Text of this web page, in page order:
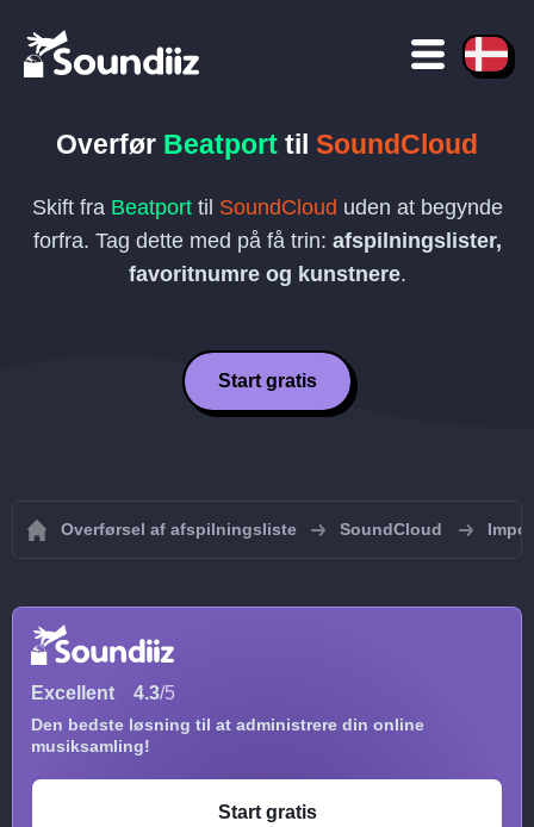
Overfør Beatport til SoundCloud
Skift fra Beatporttil SoundCloud uden at begynde
forfra. Tag dette med på få trin: afspilningslister,
favoritnumre og kunstnere.
Start gratis
Overførsel af afspilningsliste SoundCloud
Excellent 4.3/5
Den bedste løsning til at administrere din online
musiksamling!
Start gratis